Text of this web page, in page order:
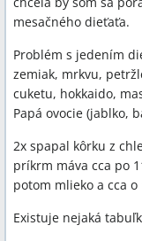
mesačného dieťaťa.
Problém s jedením
zemiak, mrkvu,
cuketu, hokkaido,
Papá ovocie (jablko,
2x spapal kôrku z
príkrm máva cca po
potom mlieko a cca o
Existuje nejaká